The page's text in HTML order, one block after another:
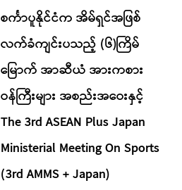
စင်္ကာပူနိုင်ငံက အိမ်ရှင်အဖြစ်
လက်ခံကျင်းပသည့် (၆)ကြိမ်
မြောက် အာဆီယံ အားကစား
ဝန်ကြီးများ အစည်းအဝေးနှင့်
The 3rd ASEAN Plus Japan
Ministerial Meeting On Sports
(3rd AMMS + Japan)